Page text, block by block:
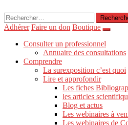
Rechercher :
Adhérer Faire un don Boutique
Consulter un professionnel
Annuaire des consultations
Comprendre
La surexposition c’est quoi
Lire et approfondir
Les fiches
les articles
Blog et actus
Les webinaires à
Les webinaires de